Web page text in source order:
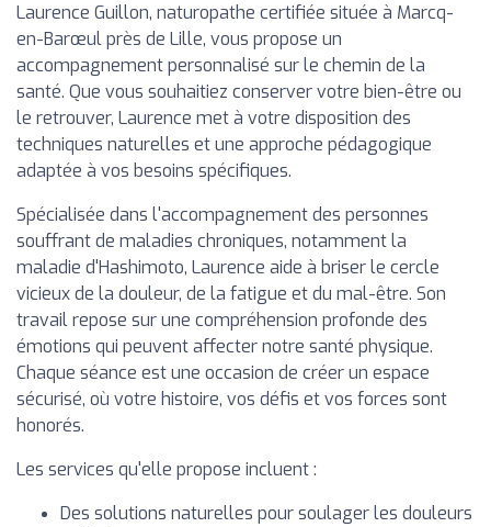
Laurence Guillon, naturopathe certifiée située à Marcq-
en-Barœul près de Lille, vous propose un
accompagnement personnalisé sur le chemin de la
santé. Que vous souhaitiez conserver votre bien-être ou
le retrouver, Laurence met à votre disposition des
techniques naturelles et une approche pédagogique
adaptée à vos besoins spécifiques.
Spécialisée dans l'accompagnement des personnes
souffrant de maladies chroniques, notamment la
maladie d'Hashimoto, Laurence aide à briser le cercle
vicieux de la douleur, de la fatigue et du mal-être. Son
travail repose sur une compréhension profonde des
émotions qui peuvent affecter notre santé physique.
Chaque séance est une occasion de créer un espace
sécurisé, où votre histoire, vos défis et vos forces sont
honorés.
Les services qu'elle propose incluent :
Des solutions naturelles pour soulager les douleurs